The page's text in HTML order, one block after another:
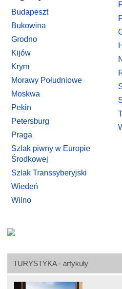
TURYSTYKA - artykuły
Budapeszt
Bukowina
Grodno
Kijów
Krym
Morawy Południowe
Moskwa
Pekin
Petersburg
Praga
Szlak piwny w Europie
Środkowej
Szlak Transsyberyjski
Wiedeń
Wilno